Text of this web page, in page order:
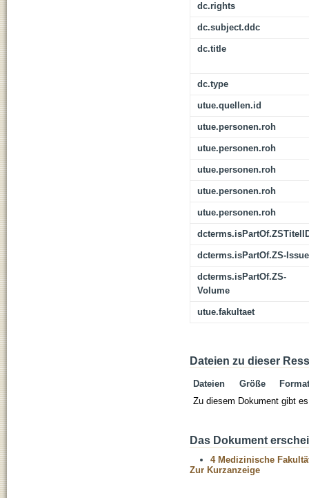
dc.rights
dc.subject.ddc
dc.title
dc.type
utue.quellen.id
utue.personen.roh
utue.personen.roh
utue.personen.roh
utue.personen.roh
utue.personen.roh
dcterms.isPartOf.ZS-Issue
dcterms.isPartOf.ZS-
Volume
utue.fakultaet
Dateien zu dieser
Dateien Größe
Format
Zu diesem Dokument gibt
Das Dokument
4 Medizinische
Zur Kurzanzeige